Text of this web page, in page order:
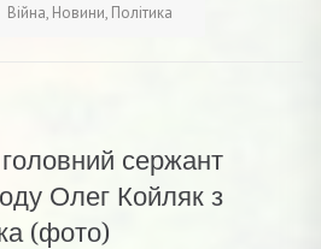
Війна, Новини, Політика
головний сержант
Олег Койляк з
(фото)